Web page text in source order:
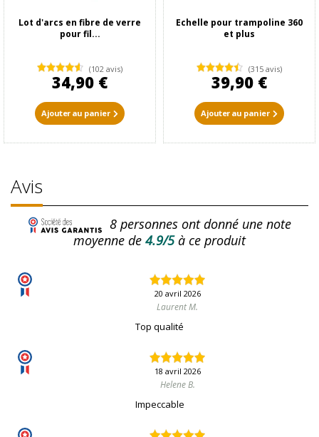
Lot d'arcs en fibre de verre
pour fil...
(102 avis)
34,90 €
Ajouter au panier
Echelle pour trampoline 360
et plus
(315 avis)
39,90 €
Ajouter au panier
Avis
8personnes ont donné une note
moyenne de 4.9/5à ce produit
20 avril 2026
Laurent M.
Top qualité
18 avril 2026
Helene B.
Impeccable